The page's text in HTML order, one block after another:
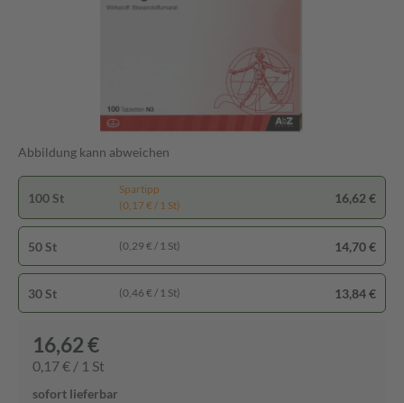
Abbildung kann abweichen
100 St
Spartipp
(0,17 € / 1 St)
16,62 €
50 St (0,29 € / 1 St) 14,70 €
30 St (0,46 € / 1 St) 13,84 €
16,62 €
0,17 € / 1 St
sofort lieferbar